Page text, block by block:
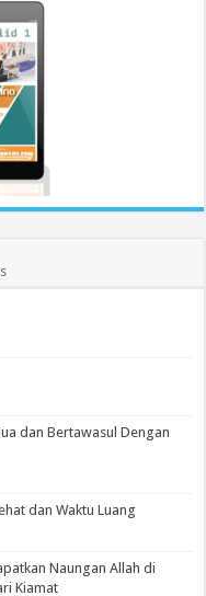
dan Bertawasul Dengan
dan Waktu Luang
Naungan Allah di
Kiamat